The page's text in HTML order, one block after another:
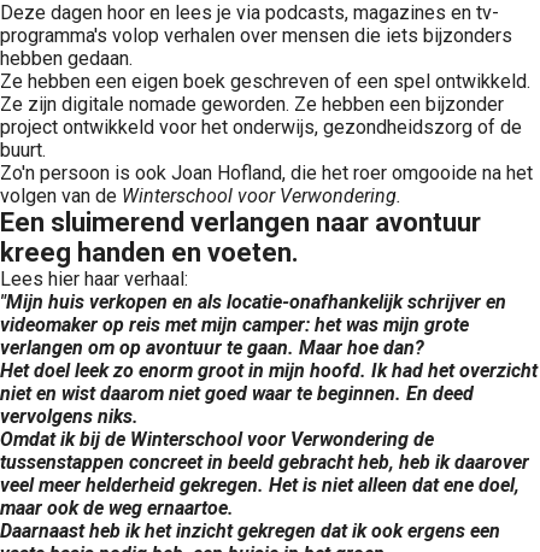
Deze dagen hoor en lees je via podcasts, magazines en tv-
programma's volop verhalen over mensen die iets bijzonders
hebben gedaan.
Ze hebben een eigen boek geschreven of een spel ontwikkeld.
Ze zijn digitale nomade geworden. Ze hebben een bijzonder
project ontwikkeld voor het onderwijs, gezondheidszorg of de
buurt.
Zo'n persoon is ook Joan Hofland, die het roer omgooide na het
volgen van de Winterschool voor Verwondering.
Een sluimerend verlangen naar avontuur
kreeg handen en voeten.
Lees hier haar verhaal:
"Mijn huis verkopen en als locatie-onafhankelijk schrijver en
videomaker op reis met mijn camper: het was mijn grote
verlangen om op avontuur te gaan. Maar hoe dan?
Het doel leek zo enorm groot in mijn hoofd. Ik had het overzicht
niet en wist daarom niet goed waar te beginnen. En deed
vervolgens niks.
Omdat ik bij de Winterschool voor Verwondering de
tussenstappen concreet in beeld gebracht heb, heb ik daarover
veel meer helderheid gekregen. Het is niet alleen dat ene doel,
maar ook de weg ernaartoe.
Daarnaast heb ik het inzicht gekregen dat ik ook ergens een